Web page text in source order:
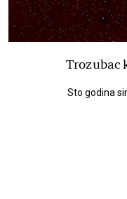
Trozubac
Sto godina